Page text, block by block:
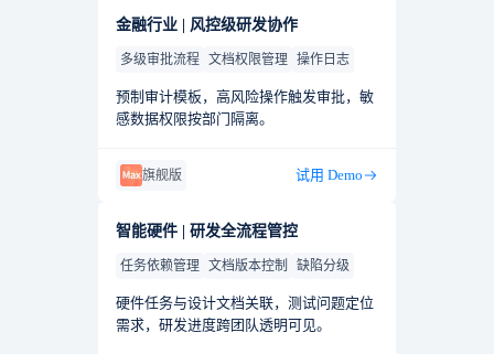
金融行业 | 风控级研发协作
多级审批流程 文档权限管理 操作日志
预制审计模板，高风险操作触发审批，敏
感数据权限按部门隔离。
旗舰版 试用 Demo
智能硬件 | 研发全流程管控
任务依赖管理 文档版本控制 缺陷分级
硬件任务与设计文档关联，测试问题定位
需求，研发进度跨团队透明可见。